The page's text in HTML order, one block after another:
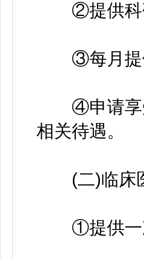
②提供科
③每月提供
④申请享受
相关待遇。
(二)临床医
①提供一次